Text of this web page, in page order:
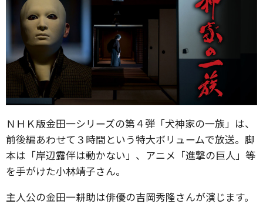
ＮＨＫ版金田一シリーズの第４弾「犬神家の一族」は、
前後編あわせて３時間という特大ボリュームで放送。脚
本は「岸辺露伴は動かない」、アニメ「進撃の巨人」等
を手がけた小林靖子さん。
主人公の金田一耕助は俳優の吉岡秀隆さんが演じます。